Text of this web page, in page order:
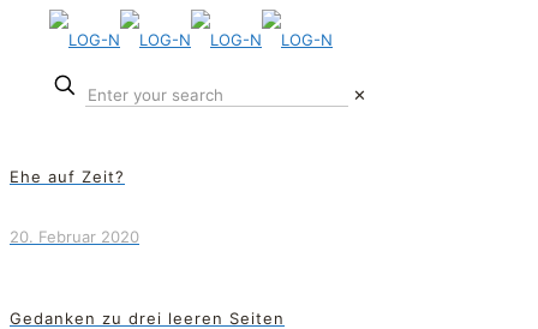
✕
Ehe auf Zeit?
20. Februar 2020
Gedanken zu drei leeren Seiten